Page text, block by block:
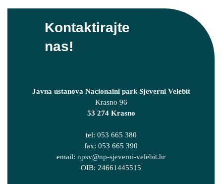
Kontaktirajte
nas!
Javna ustanova Nacionalni park Sjeverni Velebit
Krasno 96
53 274 Krasno
tel: 053 665 380
fax: 053 665 390
email: npsv@np-sjeverni-velebit.hr
OIB: 24661445515